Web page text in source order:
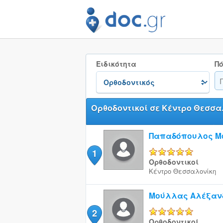
Ειδικότητα
Ορθοδοντικοί σε Κέντρο
1
Παπαδόπουλος
Ορθοδοντικοί
Κέντρο Θεσσαλονίκη
2
Μούλλας